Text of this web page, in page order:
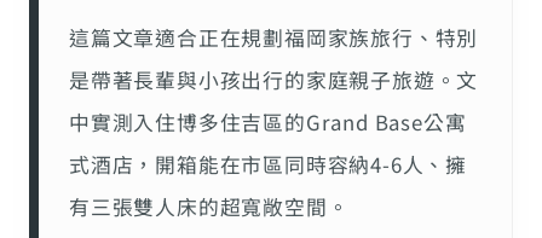
這篇文章適合正在規劃福岡家族旅行、特別
是帶著長輩與小孩出行的家庭親子旅遊。文
中實測入住博多住吉區的Grand Base公寓
式酒店，開箱能在市區同時容納4-6人、擁
有三張雙人床的超寬敞空間。